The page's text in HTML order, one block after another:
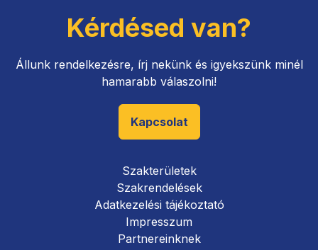
Kérdésed van?
Állunk rendelkezésre, írj nekünk és igyekszünk minél
hamarabb válaszolni!
Kapcsolat
Szakterületek
Szakrendelések
Adatkezelési tájékoztató
Impresszum
Partnereinknek